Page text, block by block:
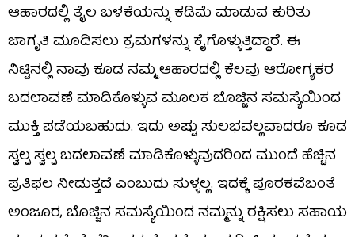
ಆಹಾರದಲ್ಲಿ ತೈಲ ಬಳಕೆಯನ್ನು ಕಡಿಮೆ ಮಾಡುವ ಕುರಿತು
ಜಾಗೃತಿ ಮೂಡಿಸಲು ಕ್ರಮಗಳನ್ನು ಕೈಗೊಳ್ಳುತ್ತಿದ್ದಾರೆ. ಈ
ನಿಟ್ಟಿನಲ್ಲಿ ನಾವು ಕೂಡ ನಮ್ಮ ಆಹಾರದಲ್ಲಿ ಕೆಲವು ಆರೋಗ್ಯಕರ
ಬದಲಾವಣೆ ಮಾಡಿಕೊಳ್ಳುವ ಮೂಲಕ ಬೊಜ್ಜಿನ ಸಮಸ್ಯೆಯಿಂದ
ಮುಕ್ತಿ ಪಡೆಯಬಹುದು. ಇದು ಅಷ್ಟು ಸುಲಭವಲ್ಲವಾದರೂ ಕೂಡ
ಸ್ವಲ್ಪ ಸ್ವಲ್ಪ ಬದಲಾವಣೆ ಮಾಡಿಕೊಳ್ಳುವುದರಿಂದ ಮುಂದೆ ಹೆಚ್ಚಿನ
ಪ್ರತಿಫಲ ನೀಡುತ್ತದೆ ಎಂಬುದು ಸುಳ್ಳಲ್ಲ. ಇದಕ್ಕೆ ಪೂರಕವೆಬಂತೆ
ಅಂಜೂರ, ಬೊಜ್ಜಿನ ಸಮಸ್ಯೆಯಿಂದ ನಮ್ಮನ್ನು ರಕ್ಷಿಸಲು ಸಹಾಯ